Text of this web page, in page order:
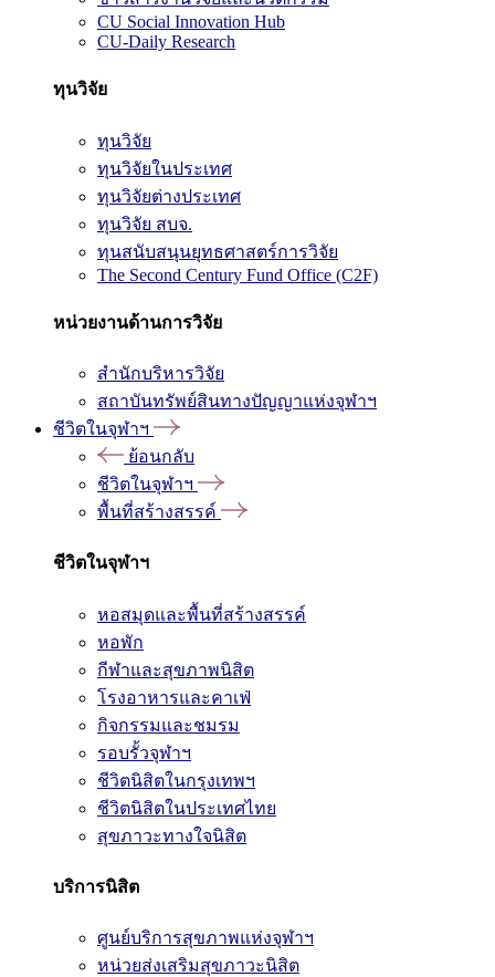
CU Social Innovation Hub
CU-Daily Research
ทุนวิจัย
ทุนวิจัย
ทุนวิจัยในประเทศ
ทุนวิจัยต่างประเทศ
ทุนวิจัย สบจ.
ทุนสนับสนุนยุทธศาสตร์การวิจัย
The Second Century Fund Office (C2F)
หน่วยงานด้านการวิจัย
สำนักบริหารวิจัย
สถาบันทรัพย์สินทางปัญญาแห่งจุฬาฯ
ชีวิตในจุฬาฯ
ย้อนกลับ
ชีวิตในจุฬาฯ
พื้นที่สร้างสรรค์
ชีวิตในจุฬาฯ
หอสมุดและพื้นที่สร้างสรรค์
หอพัก
กีฬาและสุขภาพนิสิต
โรงอาหารและคาเฟ่
กิจกรรมและชมรม
รอบรั้วจุฬาฯ
ชีวิตนิสิตในกรุงเทพฯ
ชีวิตนิสิตในประเทศไทย
สุขภาวะทางใจนิสิต
บริการนิสิต
ศูนย์บริการสุขภาพแห่งจุฬาฯ
หน่วยส่งเสริมสุขภาวะนิสิต